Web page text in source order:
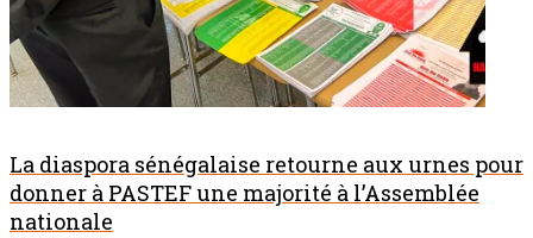
La diaspora sénégalaise retourne aux urnes pour
donner à PASTEF une majorité à l’Assemblée
nationale